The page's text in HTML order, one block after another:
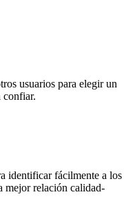
usuarios para elegir un
confiar.
identificar fácilmente a los
mejor relación calidad-